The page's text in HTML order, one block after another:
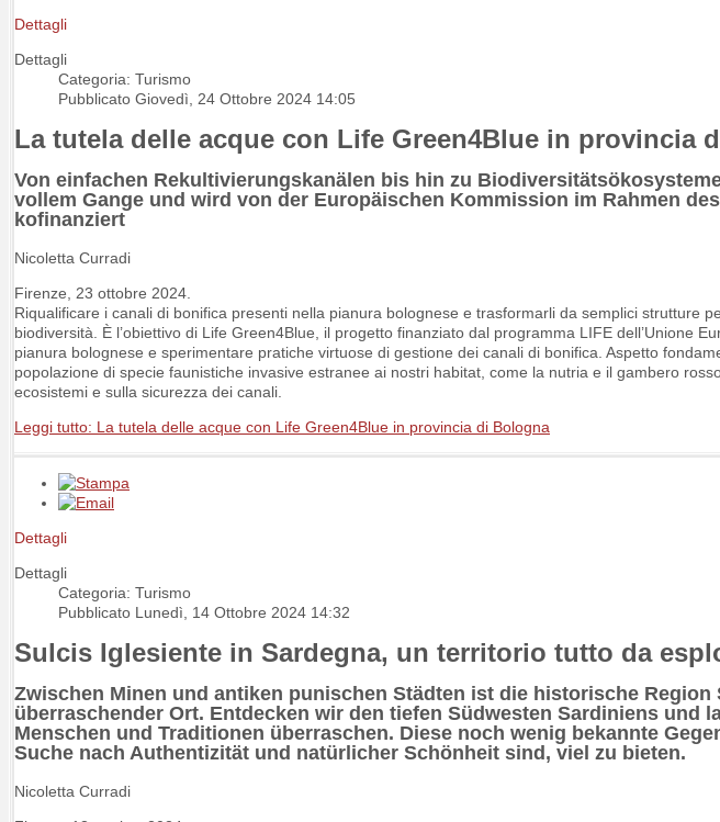
Dettagli
Dettagli
Categoria: Turismo
Pubblicato Giovedì, 24 Ottobre 2024 14:05
La tutela delle acque con Life Green4Blue in provincia
Von einfachen Rekultivierungskanälen bis hin zu
vollem Gange und wird von der Europäischen Kommission im Rahmen
kofinanziert
Nicoletta Curradi
Firenze, 23 ottobre 2024.
Riqualificare i canali di bonifica presenti nella pianura bolognese e trasformarli da semplici strutture
biodiversità. È l’obiettivo di Life Green4Blue, il progetto finanziato dal programma LIFE dell’Unione
pianura bolognese e sperimentare pratiche virtuose di gestione dei canali di bonifica. Aspetto
popolazione di specie faunistiche invasive estranee ai nostri habitat, come la nutria e il gambero
ecosistemi e sulla sicurezza dei canali.
Leggi tutto: La tutela delle acque con Life Green4Blue in provincia di Bologna
Dettagli
Dettagli
Categoria: Turismo
Pubblicato Lunedì, 14 Ottobre 2024 14:32
Sulcis Iglesiente in Sardegna, un territorio tutto da
Zwischen Minen und antiken punischen Städten ist die historische
überraschender Ort. Entdecken wir den tiefen Südwesten Sardiniens und
Menschen und Traditionen überraschen. Diese noch wenig bekannte
Suche nach Authentizität und natürlicher Schönheit sind, viel zu bieten.
Nicoletta Curradi